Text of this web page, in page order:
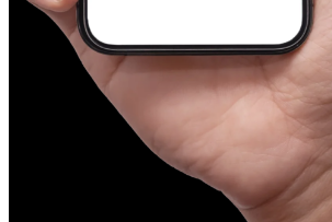
tego
rocznej
roku
usług
nie